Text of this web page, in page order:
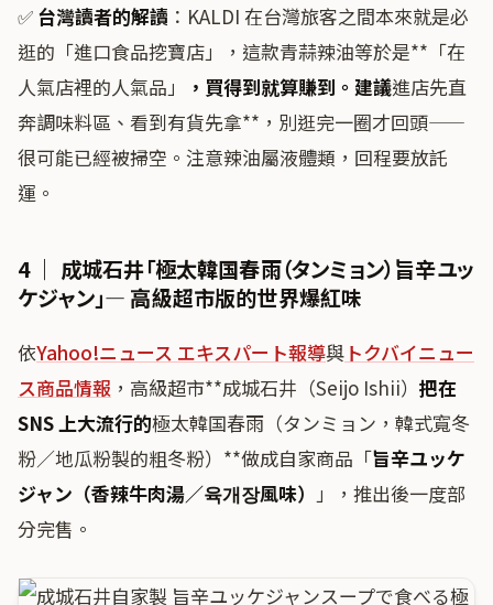
✅ 台灣讀者的解讀 ：KALDI 在台灣旅客之間本來就是必
逛的「進口食品挖寶店」，這款青蒜辣油等於是**「在
人氣店裡的人氣品」
，買得到就算賺到。建議進店先直
奔調味料區、看到有貨先拿**，別逛完一圈才回頭——
很可能已經被掃空。注意辣油屬液體類，回程要放託
運。
4 ｜ 成城石井「極太韓国春雨（タンミョン）旨辛ユッ
ケジャン」— 高級超市版的世界爆紅味
依Yahoo!ニュース エキスパート報導與 トクバイニュー
ス商品情報 ，高級超市**成城石井（Seijo Ishii） 把在
SNS 上大流行的極太韓国春雨（タンミョン，韓式寬冬
粉／地瓜粉製的粗冬粉）**做成自家商品「旨辛ユッケ
ジャン（香辣牛肉湯／육개장風味） 」，推出後一度部
分完售。